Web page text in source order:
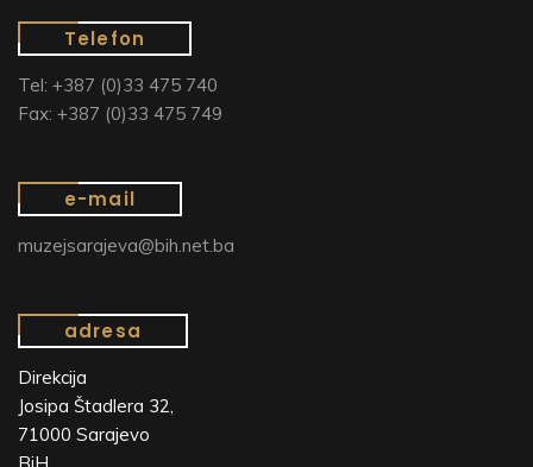
Telefon
Tel: +387 (0)33 475 740
Fax: +387 (0)33 475 749
e-mail
muzejsarajeva@bih.net.ba
adresa
Direkcija
Josipa Štadlera 32,
71000 Sarajevo
BiH